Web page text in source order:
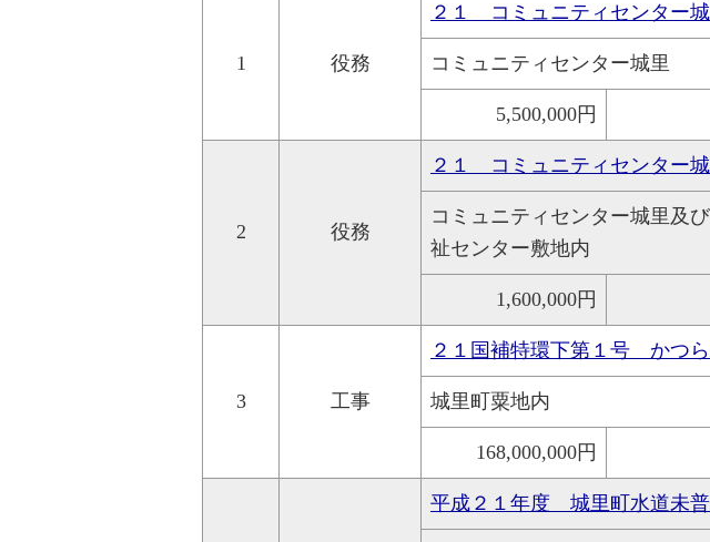
1 役務
２１ コミュニティセンター
コミュニティセンター城里
5,500,000円
2 役務
２１ コミュニティセンター
コミュニティセンター城里及
祉センター敷地内
1,600,000円
3 工事
２１国補特環下第１号 かつ
城里町粟地内
168,000,000円
平成２１年度 城里町水道未